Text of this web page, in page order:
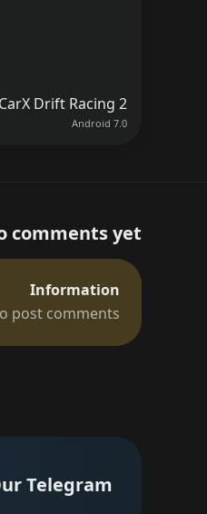
CarX Drift Racing 2
Android 7.0
yet :(
Information
post comments
Telegram